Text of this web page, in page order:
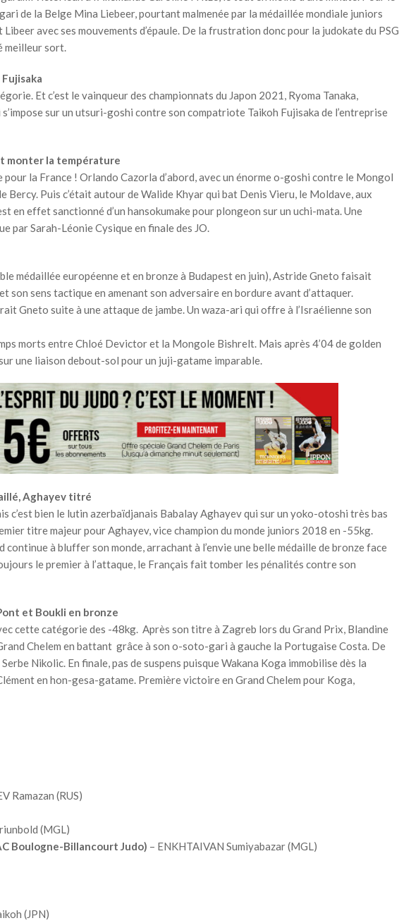
de la Belge Mina Liebeer, pourtant malmenée par la médaillée mondiale juniors
avec ses mouvements d’épaule. De la frustration donc pour la judokate du PSG
meilleur sort.
Et c’est le vainqueur des championnats du Japon 2021, Ryoma Tanaka,
sur un utsuri-goshi contre son compatriote Taikoh Fujisaka de l’entreprise
monter la température
pour la France ! Orlando Cazorla d’abord, avec un énorme o-goshi contre le Mongol
Bercy. Puis c’était autour de Walide Khyar qui bat Denis Vieru, le Moldave, aux
en effet sanctionné d’un hansokumake pour plongeon sur un uchi-mata. Une
par Sarah-Léonie Cysique en finale des JO.
médaillée européenne et en bronze à Budapest en juin), Astride Gneto faisait
son sens tactique en amenant son adversaire en bordure avant d’attaquer.
Gneto suite à une attaque de jambe. Un waza-ari qui offre à l’Israélienne son
morts entre Chloé Devictor et la Mongole Bishrelt. Mais après 4’04 de golden
une liaison debout-sol pour un juji-gatame imparable.
Aghayev titré
c’est bien le lutin azerbaïdjanais Babalay Aghayev qui sur un yoko-otoshi très bas
titre majeur pour Aghayev, vice champion du monde juniors 2018 en -55kg.
à bluffer son monde, arrachant à l’envie une belle médaille de bronze face
le premier à l’attaque, le Français fait tomber les pénalités contre son
et Boukli en bronze
cette catégorie des -48kg. Après son titre à Zagreb lors du Grand Prix, Blandine
Chelem en battant grâce à son o-soto-gari à gauche la Portugaise Costa. De
Nikolic. En finale, pas de suspens puisque Wakana Koga immobilise dès la
en hon-gesa-gatame. Première victoire en Grand Chelem pour Koga,
Ramazan (RUS)
(MGL)
Boulogne-Billancourt Judo) – ENKHTAIVAN Sumiyabazar (MGL)
(JPN)